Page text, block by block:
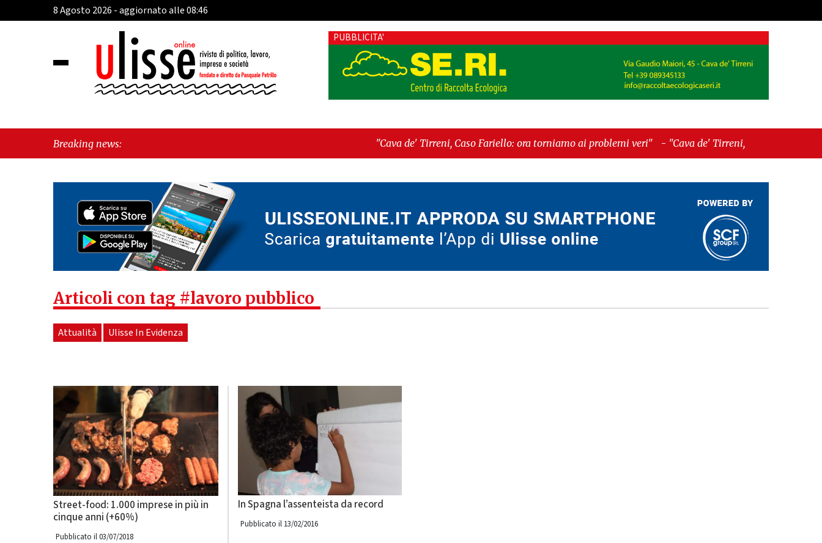
8 Agosto 2026 - aggiornato alle 08:46
PUBBLICITA'
Breaking news: "Cava de' Tirreni, Caso Fariello: ora torniamo ai problemi veri" -"Cava de' Tirreni, quando la burocrazia
dimentica perché esiste"
Articoli con tag #lavoro pubblico
Attualità Ulisse In Evidenza
Street-food: 1.000 imprese in più in
cinque anni (+60%)
Pubblicato il 03/07/2018
In Spagna l’assenteista da record
Pubblicato il 13/02/2016